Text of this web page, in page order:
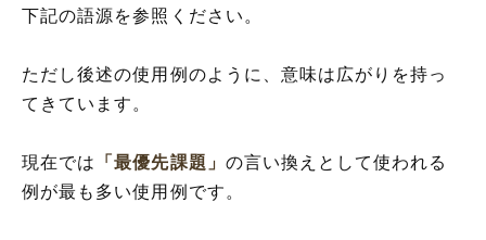
下記の語源を参照ください。
ただし後述の使用例のように、意味は広がりを持っ
てきています。
現在では 「最優先課題」 の言い換えとして使われる
例が最も多い使用例です。